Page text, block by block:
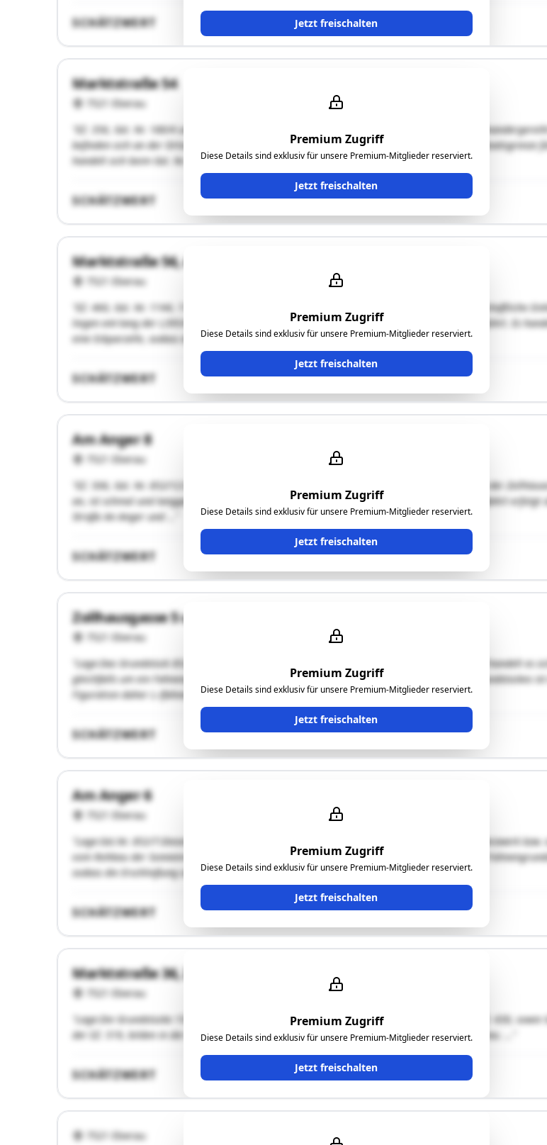
Jetzt freischalten
SCHÄTZWERT
Premium Zugriff
Diese Details sind exklusiv für unsere Premium-Mitglieder reserviert.
Jetzt freischalten
Marktstraße 54
7521 Eberau
"EZ. 356, Gst. Nr. 180/4 und EZ 493, Gst. Nr. 180/2:Diese beiden Hausgrundstücke liegen
befinden sich an der Ortsstraße L395/Marktstraße/Bildeiner Straße, welche von Eberau zur Staatsgrenze
handelt sich beim Gst. Nr. 180/4 um eine Eckparzelle, nachdem …"
SCHÄTZWERT
Premium Zugriff
Diese Details sind exklusiv für unsere Premium-Mitglieder reserviert.
Jetzt freischalten
Marktstraße 56, Am Anger 1
7521 Eberau
"EZ. 460, Gst. Nr. 1144, 1145 und 1146:Diese drei Grundstücke bilden in der Natur eine wirtschaftliche
liegen ent-lang der L395/Marktstraße/Bildeiner Straße, welche von Eberau zur Staatsgrenze führt. Es
eine Eckparzelle, sodass die Erschließung von der …"
SCHÄTZWERT
Premium Zugriff
Diese Details sind exklusiv für unsere Premium-Mitglieder reserviert.
Jetzt freischalten
Am Anger 8
7521 Eberau
"EZ. 506, Gst. Nr. 852/12:Dieses rechteckige Grundstück schließt südseitig an die Grundstücke der
an, ist schmal und langgestreckt. Es reicht vom Fernheizwerk bis zur Straße Am Anger. Die Zufahrt erfolgt
Straße An Anger und …"
SCHÄTZWERT
Premium Zugriff
Diese Details sind exklusiv für unsere Premium-Mitglieder reserviert.
Jetzt freischalten
Zollhausgasse 5 und 7
7521 Eberau
"Lage:Das Grundstück 852/3 schließt westseitig an das Grundstück 852/7 (Zollhaus 3) an und handelt es
gleichfalls um ein Fahnengrundstück, erreichbar von der Zollhausgasse aus. Die Lage des Grundstückes
Figuration daher L-/fahnenförmig. Die Erreichbarkeit erfolgt von der …"
SCHÄTZWERT
Premium Zugriff
Diese Details sind exklusiv für unsere Premium-Mitglieder reserviert.
Jetzt freischalten
Am Anger 6
7521 Eberau
"Lage:Gst.Nr. 852/7:Dieses Grundstück liegt am Ortsrand von Eberau, in der Nähe vom Fernheizwerk bzw.
vom Rohbau der Sonnenresidenz. Die Lage des Grundstückes ist eben. Es handelt sich um ein
sodass die Erschließung über den Zufahrtsweg (Fahne) über die …"
SCHÄTZWERT
Premium Zugriff
Diese Details sind exklusiv für unsere Premium-Mitglieder reserviert.
Jetzt freischalten
Marktstraße 36, Zollhausgasse 6
7521 Eberau
"Lage:Die Grundstücke 15/9 der EZ. 460, Gst. Nr. 158 der EZ. 520, Gst. Nr. 159 und 160 der EZ. 430, sowie
der EZ. 519, bilden in der Natur eine wirtschaftliche Einheit und liegen am Ortsrand von Eberau. …"
SCHÄTZWERT
7521 Eberau